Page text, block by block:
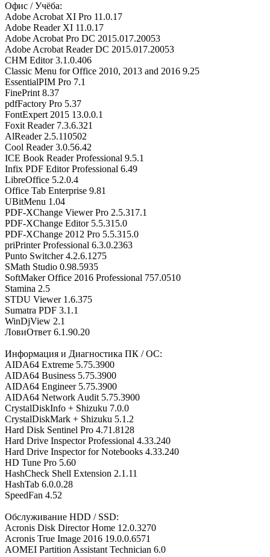
Офис / Учёба:
Adobe Acrobat XI Pro 11.0.17
Adobe Reader XI 11.0.17
Adobe Acrobat Pro DC 2015.017.20053
Adobe Acrobat Reader DC 2015.017.20053
CHM Editor 3.1.0.406
Classic Menu for Office 2010, 2013 and 2016 9.25
EssentialPIM Pro 7.1
FinePrint 8.37
pdfFactory Pro 5.37
FontExpert 2015 13.0.0.1
Foxit Reader 7.3.6.321
AlReader 2.5.110502
Cool Reader 3.0.56.42
ICE Book Reader Professional 9.5.1
Infix PDF Editor Professional 6.49
LibreOffice 5.2.0.4
Office Tab Enterprise 9.81
UBitMenu 1.04
PDF-XChange Viewer Pro 2.5.317.1
PDF-XChange Editor 5.5.315.0
PDF-XChange 2012 Pro 5.5.315.0
priPrinter Professional 6.3.0.2363
Punto Switcher 4.2.6.1275
SMath Studio 0.98.5935
SoftMaker Office 2016 Professional 757.0510
Stamina 2.5
STDU Viewer 1.6.375
Sumatra PDF 3.1.1
WinDjView 2.1
ЛовиОтвет 6.1.90.20
Информация и Диагностика ПК / ОС:
AIDA64 Extreme 5.75.3900
AIDA64 Business 5.75.3900
AIDA64 Engineer 5.75.3900
AIDA64 Network Audit 5.75.3900
CrystalDiskInfo + Shizuku 7.0.0
CrystalDiskMark + Shizuku 5.1.2
Hard Disk Sentinel Pro 4.71.8128
Hard Drive Inspector Professional 4.33.240
Hard Drive Inspector for Notebooks 4.33.240
HD Tune Pro 5.60
HashCheck Shell Extension 2.1.11
HashTab 6.0.0.28
SpeedFan 4.52
Обслуживание HDD / SSD:
Acronis Disk Director Home 12.0.3270
Acronis True Image 2016 19.0.0.6571
AOMEI Partition Assistant Technician 6.0